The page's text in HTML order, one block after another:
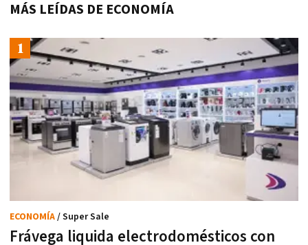
MÁS LEÍDAS DE ECONOMÍA
Frávega liquida electrodomésticos con
ECONOMÍA/ Super Sale